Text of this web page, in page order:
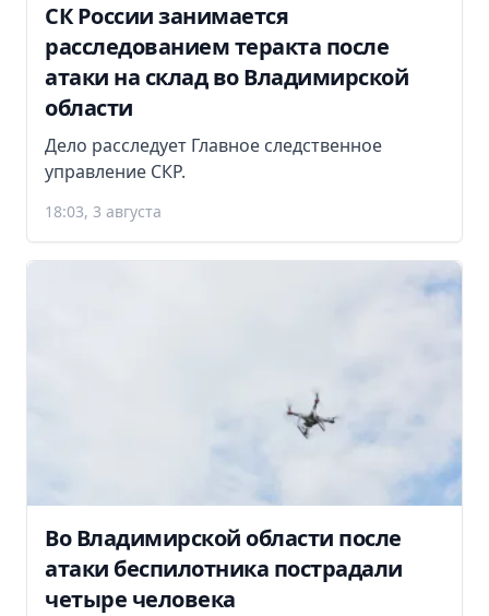
СК России занимается
расследованием теракта после
атаки на склад во Владимирской
области
Дело расследует Главное следственное
управление СКР.
18:03, 3 августа
Во Владимирской области после
атаки беспилотника пострадали
четыре человека